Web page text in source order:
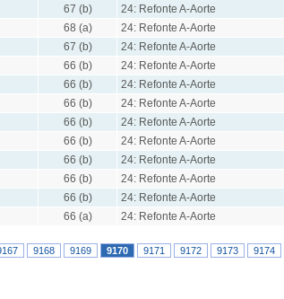
67 (b)
24: Refonte A-Aorte
68 (a)
24: Refonte A-Aorte
67 (b)
24: Refonte A-Aorte
66 (b)
24: Refonte A-Aorte
66 (b)
24: Refonte A-Aorte
66 (b)
24: Refonte A-Aorte
66 (b)
24: Refonte A-Aorte
66 (b)
24: Refonte A-Aorte
66 (b)
24: Refonte A-Aorte
66 (b)
24: Refonte A-Aorte
66 (b)
24: Refonte A-Aorte
66 (a) 24: Refonte A-Aorte
9168 9169 9170 9171 9172 9173 9174